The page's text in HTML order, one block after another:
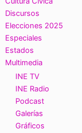
Discursos
Elecciones 2025
Especiales
Estados
Multimedia
INE TV
INE Radio
Podcast
Galerías
Gráficos